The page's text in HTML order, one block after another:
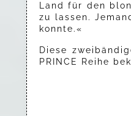
Land für den
zu lassen.
konnte.«
Diese
PRINCE Reihe